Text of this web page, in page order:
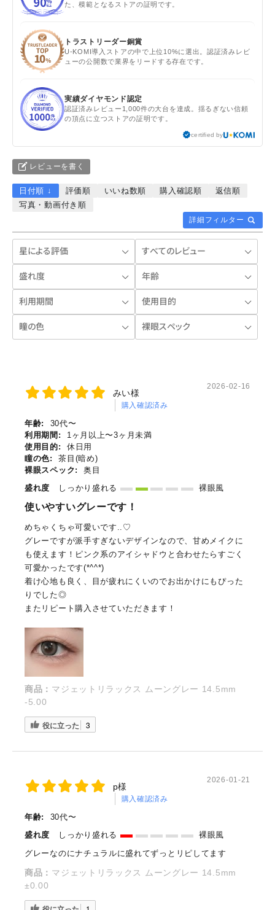
た、模範となるストアの証明です。
トラストリーダー銅賞
U-KOMI導入ストアの中で上位10%に選出。認証済みレビ
ューの公開数で業界をリードする存在です。
実績ダイヤモンド認定
認証済みレビュー1,000件の大台を達成。揺るぎない信頼
の頂点に立つストアの証明です。
certified by
レビューを書く
詳細フィルター
日付順 ↓ 評価順 いいね数順 購入確認順
返信順
写真・動画付き順
みい様
購入確認済み
2026-02-16
年齢:
30代〜
利用期間:
1ヶ月以上〜3ヶ月未満
使用目的:
休日用
瞳の色:
茶目(暗め)
裸眼スペック:
奥目
盛れ度
しっかり盛れる 裸眼風
使いやすいグレーです！
めちゃくちゃ可愛いです..♡
グレーですが派手すぎないデザインなので、甘めメイクに
も使えます！ピンク系のアイシャドウと合わせたらすごく
可愛かったです(*^^*)
着け心地も良く、目が疲れにくいのでお出かけにもぴった
りでした◎
またリピート購入させていただきます！
商品： マジェットリラックス ムーングレー 14.5mm
-5.00
役に立った 3
p様
購入確認済み
2026-01-21
年齢:
30代〜
盛れ度
しっかり盛れる
裸眼風
グレーなのにナチュラルに盛れてずっとリピしてます
商品： マジェットリラックス ムーングレー 14.5mm
±0.00